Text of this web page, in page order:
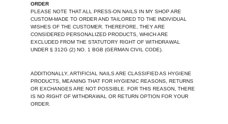
ORDER
PLEASE NOTE THAT ALL PRESS-ON NAILS IN MY SHOP ARE
CUSTOM-MADE TO ORDER AND TAILORED TO THE INDIVIDUAL
WISHES OF THE CUSTOMER. THEREFORE, THEY ARE
CONSIDERED PERSONALIZED PRODUCTS, WHICH ARE
EXCLUDED FROM THE STATUTORY RIGHT OF WITHDRAWAL
UNDER § 312G (2) NO. 1 BGB (GERMAN CIVIL CODE).
ADDITIONALLY, ARTIFICIAL NAILS ARE CLASSIFIED AS HYGIENE
PRODUCTS, MEANING THAT FOR HYGIENIC REASONS, RETURNS
OR EXCHANGES ARE NOT POSSIBLE. FOR THIS REASON, THERE
IS NO RIGHT OF WITHDRAWAL OR RETURN OPTION FOR YOUR
ORDER.